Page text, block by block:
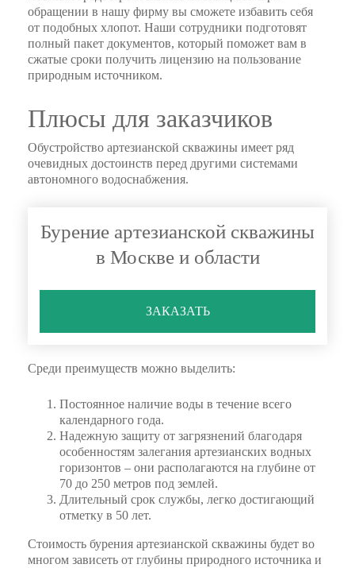
обращении в нашу фирму вы сможете избавить себя
от подобных хлопот. Наши сотрудники подготовят
полный пакет документов, который поможет вам в
сжатые сроки получить лицензию на пользование
природным источником.
Плюсы для заказчиков
Обустройство артезианской скважины имеет ряд
очевидных достоинств перед другими системами
автономного водоснабжения.
Бурение артезианской скважины
в Москве и области
ЗАКАЗАТЬ
Среди преимуществ можно выделить:
Постоянное наличие воды в течение всего
календарного года.
Надежную защиту от загрязнений благодаря
особенностям залегания артезианских водных
горизонтов – они располагаются на глубине от
70 до 250 метров под землей.
Длительный срок службы, легко достигающий
отметку в 50 лет.
Стоимость бурения артезианской скважины будет во
многом зависеть от глубины природного источника и